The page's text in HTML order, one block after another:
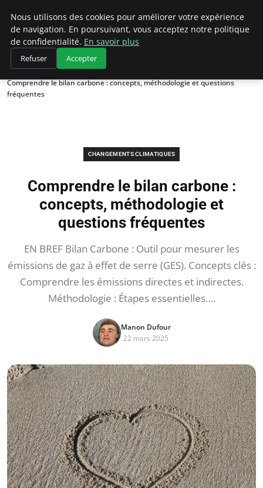
Climategatecountryclub.com
Accueil
Changements climatiques
Comprendre le bilan carbone : concepts, méthodologie et questions
fréquentes
CHANGEMENTS CLIMATIQUES
Comprendre le bilan carbone :
concepts, méthodologie et
questions fréquentes
EN BREF Bilan Carbone : Outil pour mesurer les
émissions de gaz à effet de serre (GES). Concepts clés :
Comprendre les émissions directes et indirectes.
Méthodologie : Étapes essentielles….
Manon Dufour
22 mars 2025
Nous utilisons des cookies pour améliorer votre expérience
de navigation. En poursuivant, vous acceptez notre politique
de confidentialité. En savoir plus
Refuser Accepter